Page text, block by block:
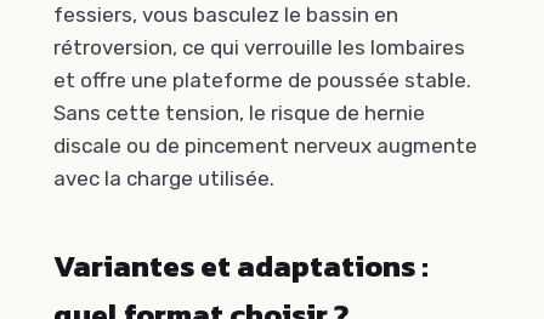
fessiers, vous basculez le bassin en
rétroversion, ce qui verrouille les lombaires
et offre une plateforme de poussée stable.
Sans cette tension, le risque de hernie
discale ou de pincement nerveux augmente
avec la charge utilisée.
Variantes et adaptations :